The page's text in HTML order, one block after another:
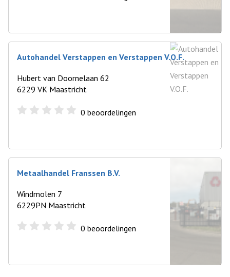
Autohandel Verstappen en Verstappen V.O.F.
Hubert van Doornelaan 62
6229 VK Maastricht
0 beoordelingen
Metaalhandel Franssen B.V.
Windmolen 7
6229PN Maastricht
0 beoordelingen